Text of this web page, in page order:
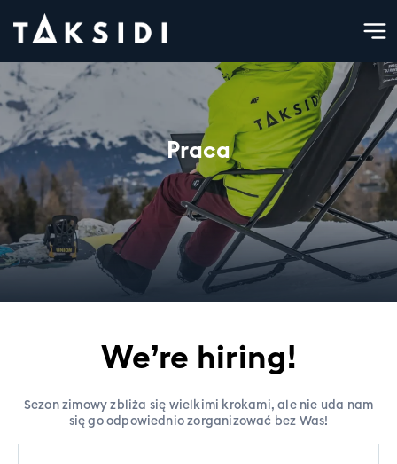
Praca
We’re hiring!
Sezon zimowy zbliża się wielkimi krokami, ale nie uda nam
się go odpowiednio zorganizować bez Was!